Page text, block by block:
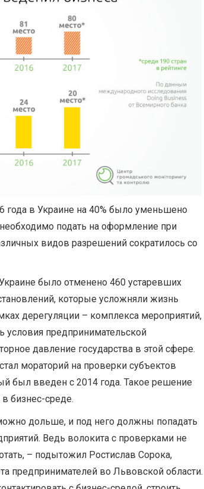
года в Украине на 40% было уменьшено
подать на оформление при
видов разрешений сократилось со
было отменено 460 устаревших
которые усложняли жизнь
дерегуляции – комплекса мероприятий,
условия предпринимательской
давление государства в этой сфере.
мораторий на проверки субъектов
был введен с 2014 года. Такое решение
бизнес-среде.
дольше, и под него должны попадать
Ведь волокита с проверками не
– подытожил Ростислав Сорока,
предпринимателей во Львовской области.